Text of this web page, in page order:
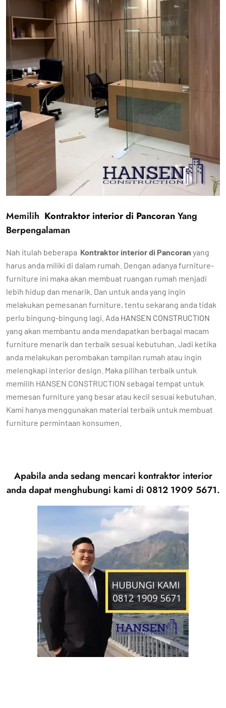
Memilih Kontraktor interior di PancoranYang
Berpengalaman
Nah itulah beberapa Kontraktor interior di Pancoran yang
harus anda miliki di dalam rumah. Dengan adanya furniture-
furniture ini maka akan membuat ruangan rumah menjadi
lebih hidup dan menarik. Dan untuk anda yang ingin
melakukan pemesanan furniture, tentu sekarang anda tidak
perlu bingung-bingung lagi. Ada HANSEN CONSTRUCTION
yang akan membantu anda mendapatkan berbagai macam
furniture menarik dan terbaik sesuai kebutuhan. Jadi ketika
anda melakukan perombakan tampilan rumah atau ingin
melengkapi interior design. Maka pilihan terbaik untuk
memilih HANSEN CONSTRUCTION sebagai tempat untuk
memesan furniture yang besar atau kecil sesuai kebutuhan.
Kami hanya menggunakan material terbaik untuk membuat
furniture permintaan konsumen.
Apabila anda sedang mencari kontraktor interior
anda dapat menghubungi kami di 0812 1909 5671.